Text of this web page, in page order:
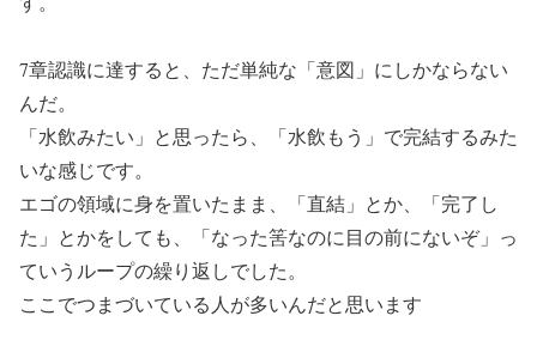
7章認識に達すると、ただ単純な「意図」にしかならない
んだ。
「水飲みたい」と思ったら、「水飲もう」で完結するみた
いな感じです。
エゴの領域に身を置いたまま、「直結」とか、「完了し
た」とかをしても、「なった筈なのに目の前にないぞ」っ
ていうループの繰り返しでした。
ここでつまづいている人が多いんだと思います